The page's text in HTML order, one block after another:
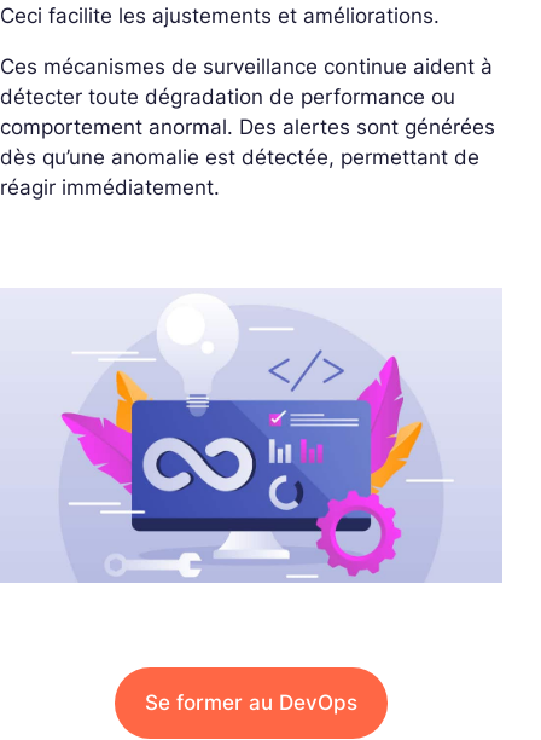
Ceci facilite les ajustements et améliorations.
Ces mécanismes de surveillance continue aident à
détecter toute dégradation de performance ou
comportement anormal. Des alertes sont générées
dès qu’une anomalie est détectée, permettant de
réagir immédiatement.
Se former au DevOps